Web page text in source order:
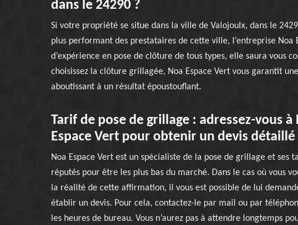
dans le 24290 ?
Si votre propriété se situe dans la ville de Valojoulx, dans le
plus performant des prestataires de cette ville, l’entreprise Noa
d’expérience en pose de clôture de tous types, elle saura vous
choisissez la clôture grillagée, Noa Espace Vert vous garantit
aboutissant à un résultat époustouflant.
Tarif de pose de grillage : adressez-vous à
Espace Vert pour obtenir un devis détaillé
Noa Espace Vert est un spécialiste de la pose de grillage et ses
réputés pour être les plus bas du marché. Dans le cas où vous
la réalité de cette affirmation, il vous est possible de lui
établir un devis. Pour cela, contactez-le par mail ou par
les heures de bureau. Vous n’aurez pas à attendre longtemps